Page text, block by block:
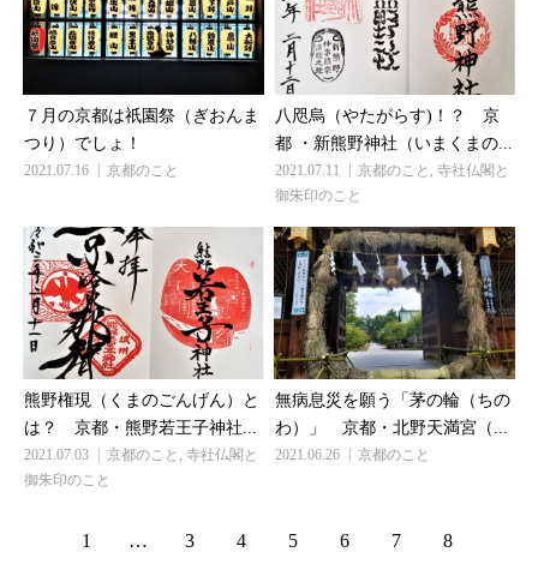
７月の京都は祇園祭（ぎおんま
つり）でしょ！
2021.07.16 京都のこと
八咫烏（やたがらす)！？ 京
都 ・新熊野神社（いまくまの...
2021.07.11 京都のこと
寺社仏閣と
御朱印のこと
熊野権現（くまのごんげん）と
は？ 京都・熊野若王子神社...
2021.07.03 京都のこと , 寺社仏閣と
御朱印のこと
無病息災を願う「茅の輪（ちの
わ）」 京都・北野天満宮（...
2021.06.26 京都のこと
1 … 3 4 5 6 7 8